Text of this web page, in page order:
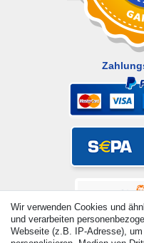
Wir verwenden Cookies und
und verarbeiten
Webseite (z.B. IP-Adresse),